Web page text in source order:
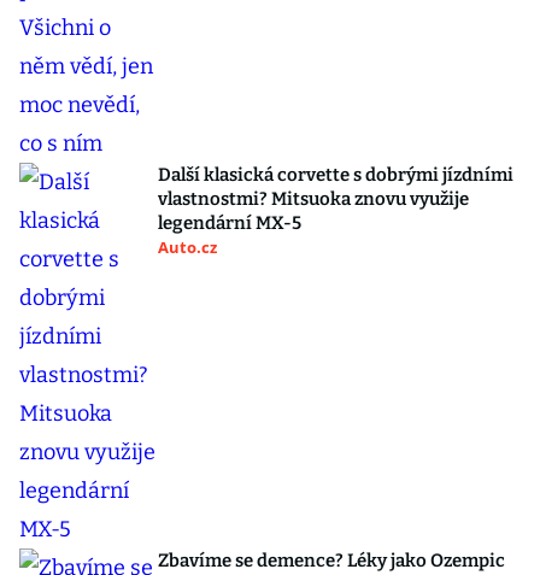
Další klasická corvette s dobrými jízdními
vlastnostmi? Mitsuoka znovu využije
legendární MX-5
Auto.cz
Zbavíme se demence? Léky jako Ozempic